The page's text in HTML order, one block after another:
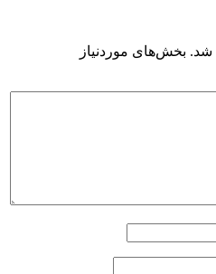
شد. بخش‌های موردنیاز